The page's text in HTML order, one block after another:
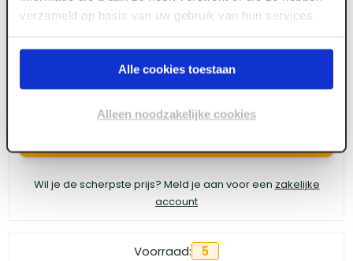
verzameld op basis van uw gebruik van hun services.
Alle cookies toestaan
Alleen noodzakelijke cookies
Meld je aan of maak een account aan om toegang
te krijgen tot de prijzen.
Wil je de scherpste prijs? Meld je aan voor een zakelijke
account
Voorraad: 5